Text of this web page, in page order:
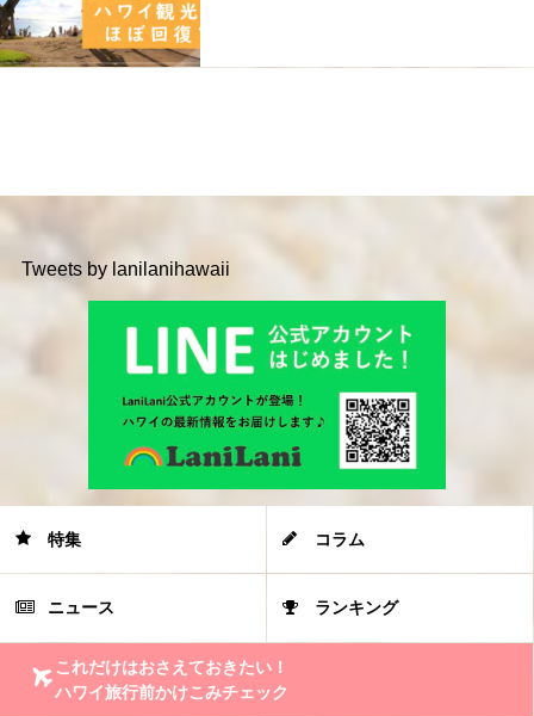
Tweets by lanilanihawaii
特集 コラム
ニュース ランキング
これだけはおさえておきたい！
ハワイ旅行前かけこみチェック